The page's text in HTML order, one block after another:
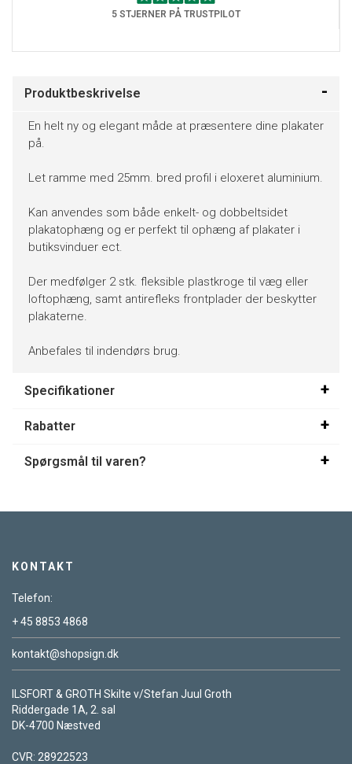
5 STJERNER PÅ TRUSTPILOT
Produktbeskrivelse
En helt ny og elegant måde at præsentere dine plakater
på.
Let ramme med 25mm. bred profil i eloxeret aluminium.
Kan anvendes som både enkelt- og dobbeltsidet
plakatophæng og er perfekt til ophæng af plakater i
butiksvinduer ect.
Der medfølger 2 stk. fleksible plastkroge til væg eller
loftophæng, samt antirefleks frontplader der beskytter
plakaterne.
Anbefales til indendørs brug.
Specifikationer
Rabatter
Spørgsmål til varen?
KONTAKT
Telefon:
+ 45 8853 4868
kontakt@shopsign.dk
ILSFORT & GROTH Skilte v/Stefan Juul Groth
Riddergade 1A, 2. sal
DK-4700 Næstved
CVR: 28922523